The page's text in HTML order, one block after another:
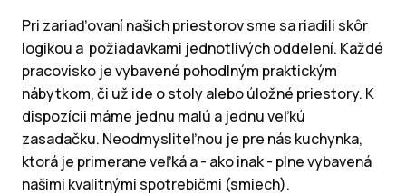
Pri zariaďovaní našich priestorov sme sa riadili skôr
logikou a požiadavkami jednotlivých oddelení. Každé
pracovisko je vybavené pohodlným praktickým
nábytkom, či už ide o stoly alebo úložné priestory. K
dispozícii máme jednu malú a jednu veľkú
zasadačku. Neodmysliteľnou je pre nás kuchynka,
ktorá je primerane veľká a - ako inak - plne vybavená
našimi kvalitnými spotrebičmi (smiech).